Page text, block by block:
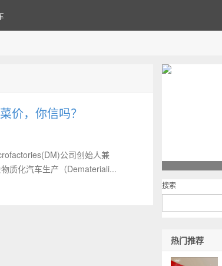
价，你信吗？
公司创始人兼
质化汽车生产（Demateriali...
搜索
热门推荐